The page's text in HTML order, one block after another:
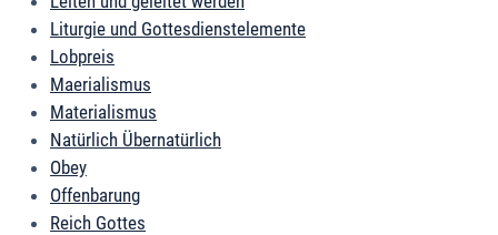
Liturgie und Gottesdienstelemente
Lobpreis
Maerialismus
Materialismus
Natürlich Übernatürlich
Obey
Offenbarung
Reich Gottes